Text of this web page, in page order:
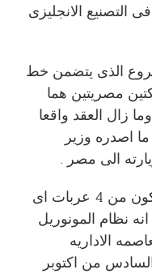
التصنيع الانجليزى
الذى يتضمن خط
مصريتين هما
زال العقد واقعا
اصدره وزير
الى مصر .
ينص العقد على بناء 70 قطار مكون من 4 عربات اى
انه نظام المونوريل
يربط العاصمه الاداريه
من اكتوبر